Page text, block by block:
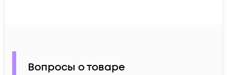
Вопросы о товаре